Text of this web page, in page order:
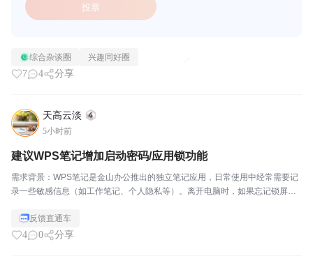
投票
综合杂谈圈 兴趣同好圈
7 4 分享
天高云淡
5小时前
建议WPS笔记增加启动密码/应用锁功能
需求背景：WPS笔记是金山办公推出的独立笔记应用，日常使用中经常需要记
录一些敏感信息（如工作笔记、个人隐私等）。离开电脑时，如果忘记锁屏，
样，增加"启动密码"或"应用锁"功能，每次打开W...
反馈直通车
4 0 分享